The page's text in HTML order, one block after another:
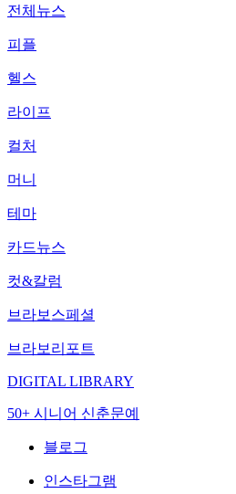
전체뉴스
피플
헬스
라이프
컬처
머니
테마
카드뉴스
컷&칼럼
브라보스페셜
브라보리포트
DIGITAL LIBRARY
50+ 시니어 신춘문예
블로그
인스타그램